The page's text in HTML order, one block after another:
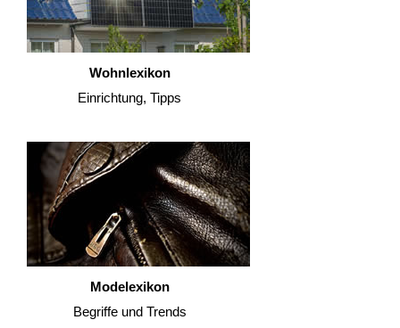
Wohnlexikon
Einrichtung, Tipps
Modelexikon
Begriffe und Trends